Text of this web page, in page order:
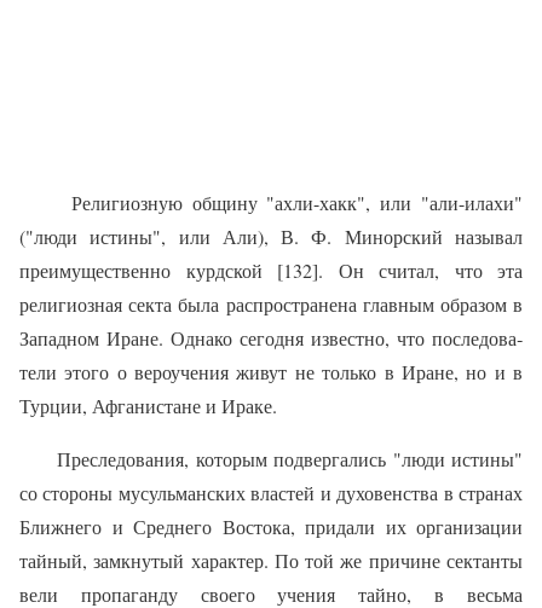
Религиозную общину "ахли-хакк", или "али-илахи"
("люди истины", или Али), В. Ф. Минорский называл
преимущественно курдской [132]. Он считал, что эта
религиозная секта была распространена главным образом в
Западном Иране. Однако сегодня известно, что последова­
тели этого о вероучения живут не только в Иране, но и в
Турции, Афгани­стане и Ираке.
Преследования, которым подвергались "люди истины"
со стороны мусульманских властей и духовенства в странах
Ближнего и Среднего Востока, придали их организации
тайный, замкнутый характер. По той же причине сектанты
вели пропаганду своего учения тайно, в весьма